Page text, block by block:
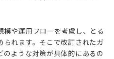
や運用フローを考慮し、とる
られます。そこで改訂されたガ
ような対策が具体的にあるの